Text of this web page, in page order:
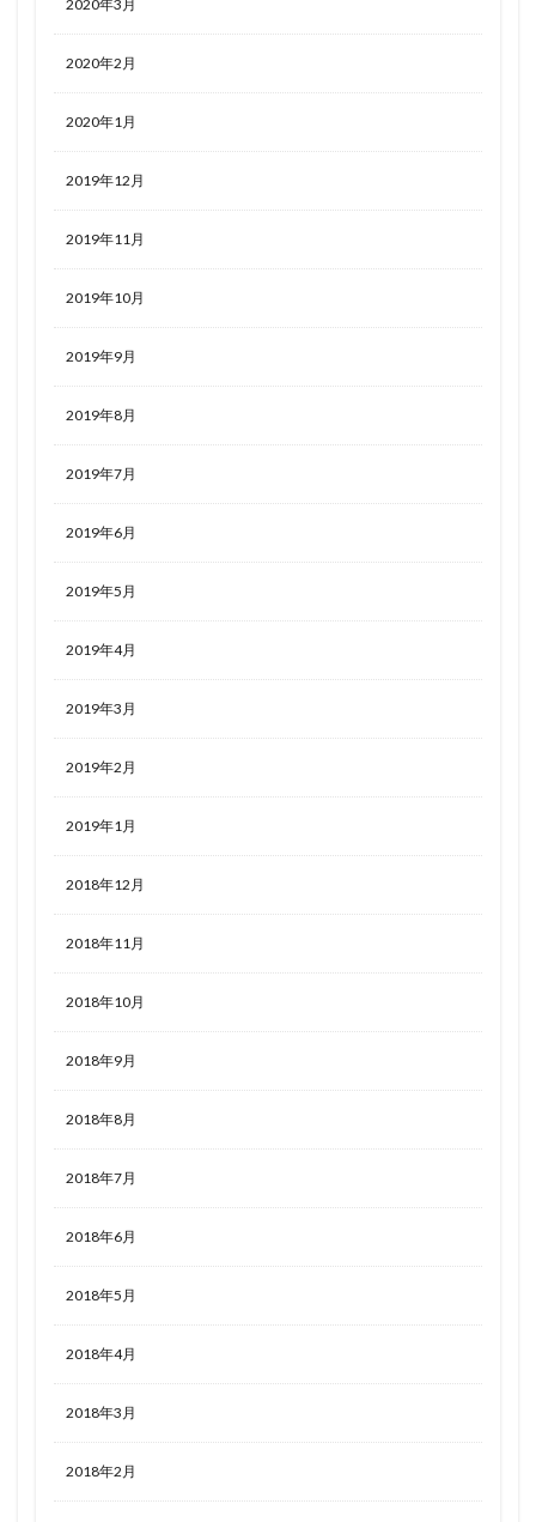
2020年3月
2020年2月
2020年1月
2019年12月
2019年11月
2019年10月
2019年9月
2019年8月
2019年7月
2019年6月
2019年5月
2019年4月
2019年3月
2019年2月
2019年1月
2018年12月
2018年11月
2018年10月
2018年9月
2018年8月
2018年7月
2018年6月
2018年5月
2018年4月
2018年3月
2018年2月